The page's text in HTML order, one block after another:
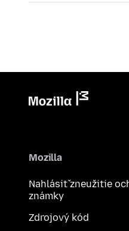
Mozilla
Nahlásiť zneužitie
známky
Zdrojový kód